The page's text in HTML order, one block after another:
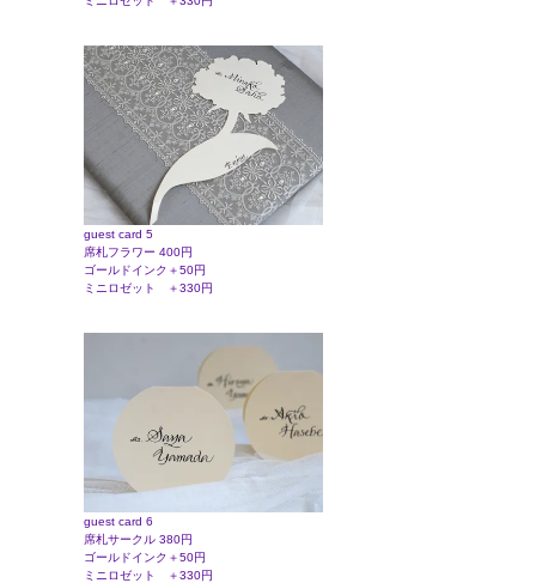
guest card 5
席札フラワー 400円
ゴールドインク＋50円
ミニロゼット ＋330円
guest card 6
席札サークル 380円
ゴールドインク＋50円
ミニロゼット ＋330円